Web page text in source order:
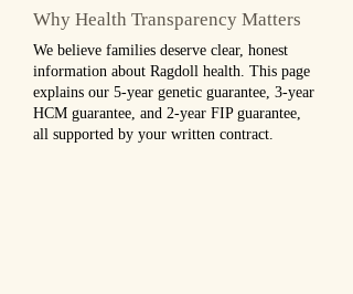
Why Health Transparency Matters
We believe families deserve clear, honest
information about Ragdoll health. This page
explains our 5‑year genetic guarantee, 3‑year
HCM guarantee, and 2‑year FIP guarantee,
all supported by your written contract.